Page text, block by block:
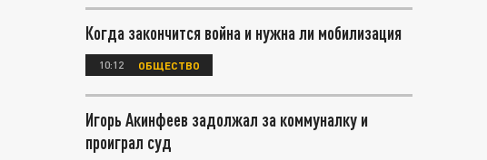
Когда закончится война и нужна ли мобилизация
10:12 ОБЩЕСТВО
Игорь Акинфеев задолжал за коммуналку и
проиграл суд